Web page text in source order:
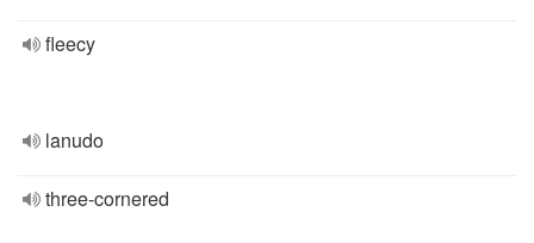
fleecy
lanudo
three-cornered